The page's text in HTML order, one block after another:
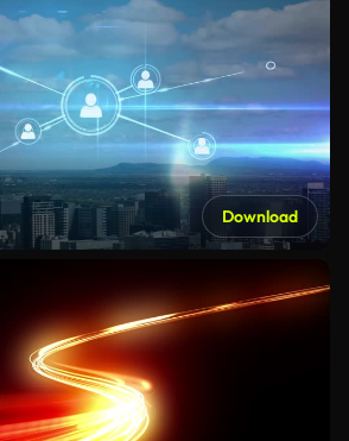
Download